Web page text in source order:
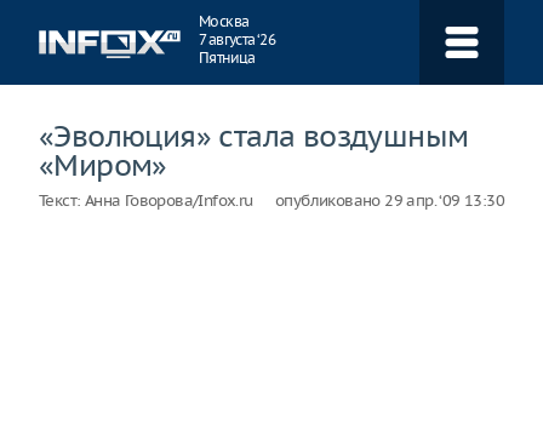
Москва
7 августа ‘26
Пятница
«Эволюция» стала воздушным
«Миром»
Текст: Анна Говорова/Infox.ru опубликовано 29 апр. ‘09 13:30